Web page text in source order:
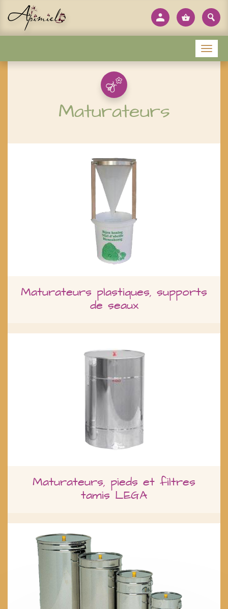
Maturateurs
Maturateurs plastiques, supports
de seaux
Maturateurs, pieds et filtres
tamis LEGA
Menu
Panneau de gestion des cookies